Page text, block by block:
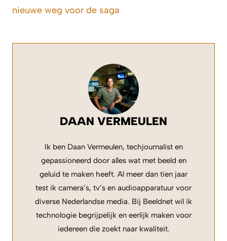
nieuwe weg voor de saga
DAAN VERMEULEN
Ik ben Daan Vermeulen, techjournalist en
gepassioneerd door alles wat met beeld en
geluid te maken heeft. Al meer dan tien jaar
test ik camera’s, tv’s en audioapparatuur voor
diverse Nederlandse media. Bij Beeldnet wil ik
technologie begrijpelijk en eerlijk maken voor
iedereen die zoekt naar kwaliteit.